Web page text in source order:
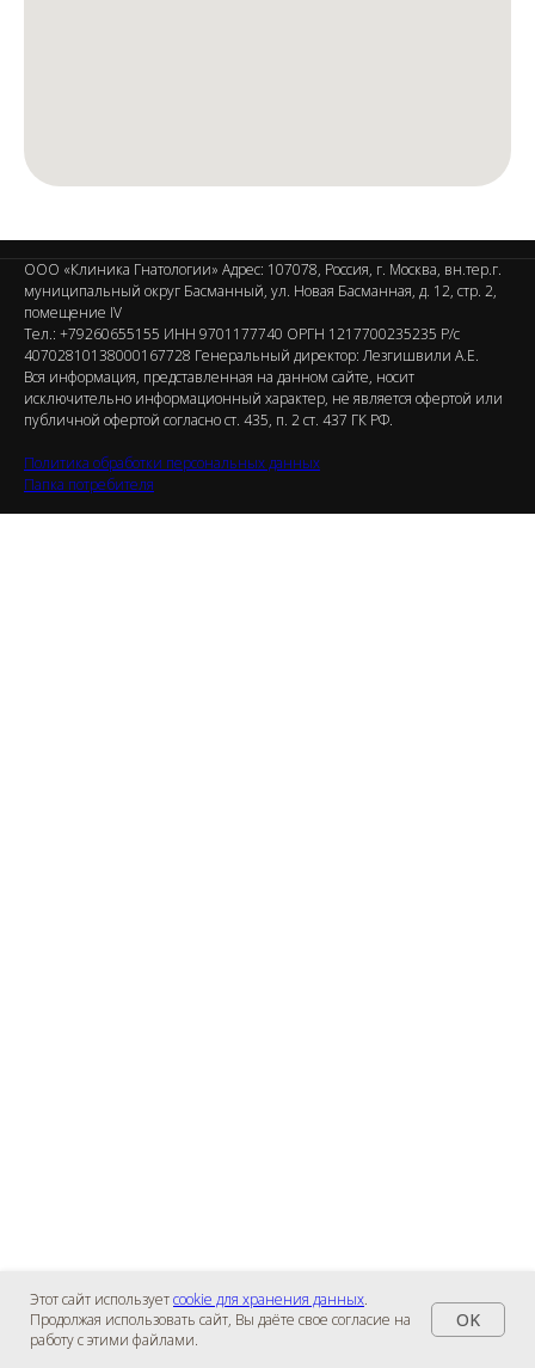
ООО «Клиника Гнатологии» Адрес: 107078, Россия, г. Москва, вн.тер.г.
муниципальный округ Басманный, ул. Новая Басманная, д. 12, стр. 2,
помещение IV
Тел.: +79260655155 ИНН 9701177740 ОРГН 1217700235235 Р/с
40702810138000167728 Генеральный директор: Лезгишвили А.Е.
Вся информация, представленная на данном сайте, носит
исключительно информационный характер, не является офертой или
публичной офертой согласно ст. 435, п. 2 ст. 437 ГК РФ.
Политика обработки персональных данных
Папка потребителя
Этот сайт используетcookie для хранения данных.
Продолжая использовать сайт, Вы даёте свое согласие на
работу с этими файлами.
OK